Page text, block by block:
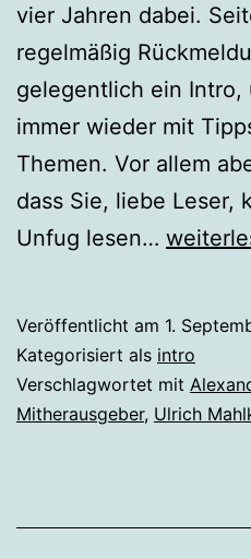
vier Jahren dabei.
regelmäßig
gelegentlich ein Intro,
immer wieder mit
Themen. Vor allem
dass Sie, liebe Leser,
Unfug lesen… Intro
Veröffentlicht am 1.
Kategorisiert als intro
Verschlagwortet mit
Mitherausgeber, Ulrich